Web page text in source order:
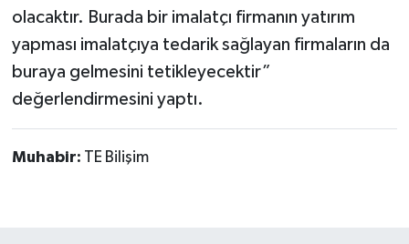
olacaktır. Burada bir imalatçı firmanın yatırım
yapması imalatçıya tedarik sağlayan firmaların da
buraya gelmesini tetikleyecektir”
değerlendirmesini yaptı.
Muhabir: TE Bilişim